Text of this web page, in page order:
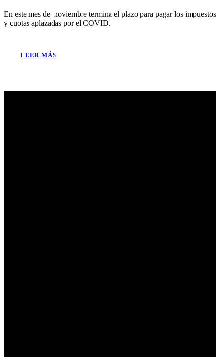
En este mes de noviembre termina el plazo para pagar los impuestos
y cuotas aplazadas por el COVID.
LEER MÁS